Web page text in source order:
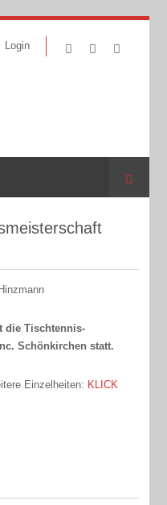
Login
Suche
die Tischtennis-
Schönkirchen statt.
Einzelheiten: KLICK